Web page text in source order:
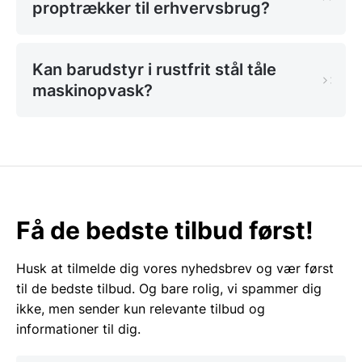
citruspresser fra mærket Hendi skal kunne udvinde
en ensartet kvalitet i hver servering, hvilket er
fundamentalt for kundetilfredsheden i en travl bar
med høje standarder.
som ingrediens
cocktail, men den er afgørende for smagsoplevelsen.
smelter, og dermed hvor meget drinken bliver
udvandet undervejs. Store isterninger eller sfæriske
iskugler er ideelle til serveringer, der skal nydes
langsomt, som f.eks. en god whisky eller en klassisk
proptrækker til erhvervsbrug?
Kan barudstyr i rustfrit stål tåle
maskinopvask?
Få de bedste tilbud først!
Husk at tilmelde dig vores nyhedsbrev og vær først
til de bedste tilbud. Og bare rolig, vi spammer dig
ikke, men sender kun relevante tilbud og
informationer til dig.